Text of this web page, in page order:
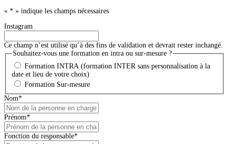
« * » indique les champs nécessaires
Instagram
Ce champ n’est utilisé qu’à des fins de validation et devrait rester inchangé.
Souhaitez-vous une formation en intra ou sur-mesure ?
Formation INTRA (formation INTER sans personnalisation à la
date et lieu de votre choix)
Formation Sur-mesure
Nom*
Prénom*
Fonction du responsable*